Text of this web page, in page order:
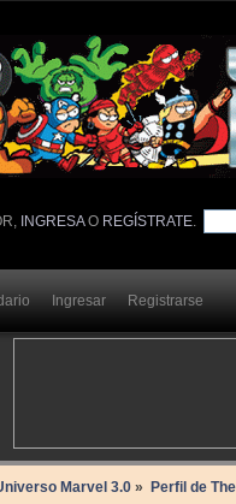
INGRESAO REGÍSTRATE.
Ingresar Registrarse
Marvel 3.0» Perfil de